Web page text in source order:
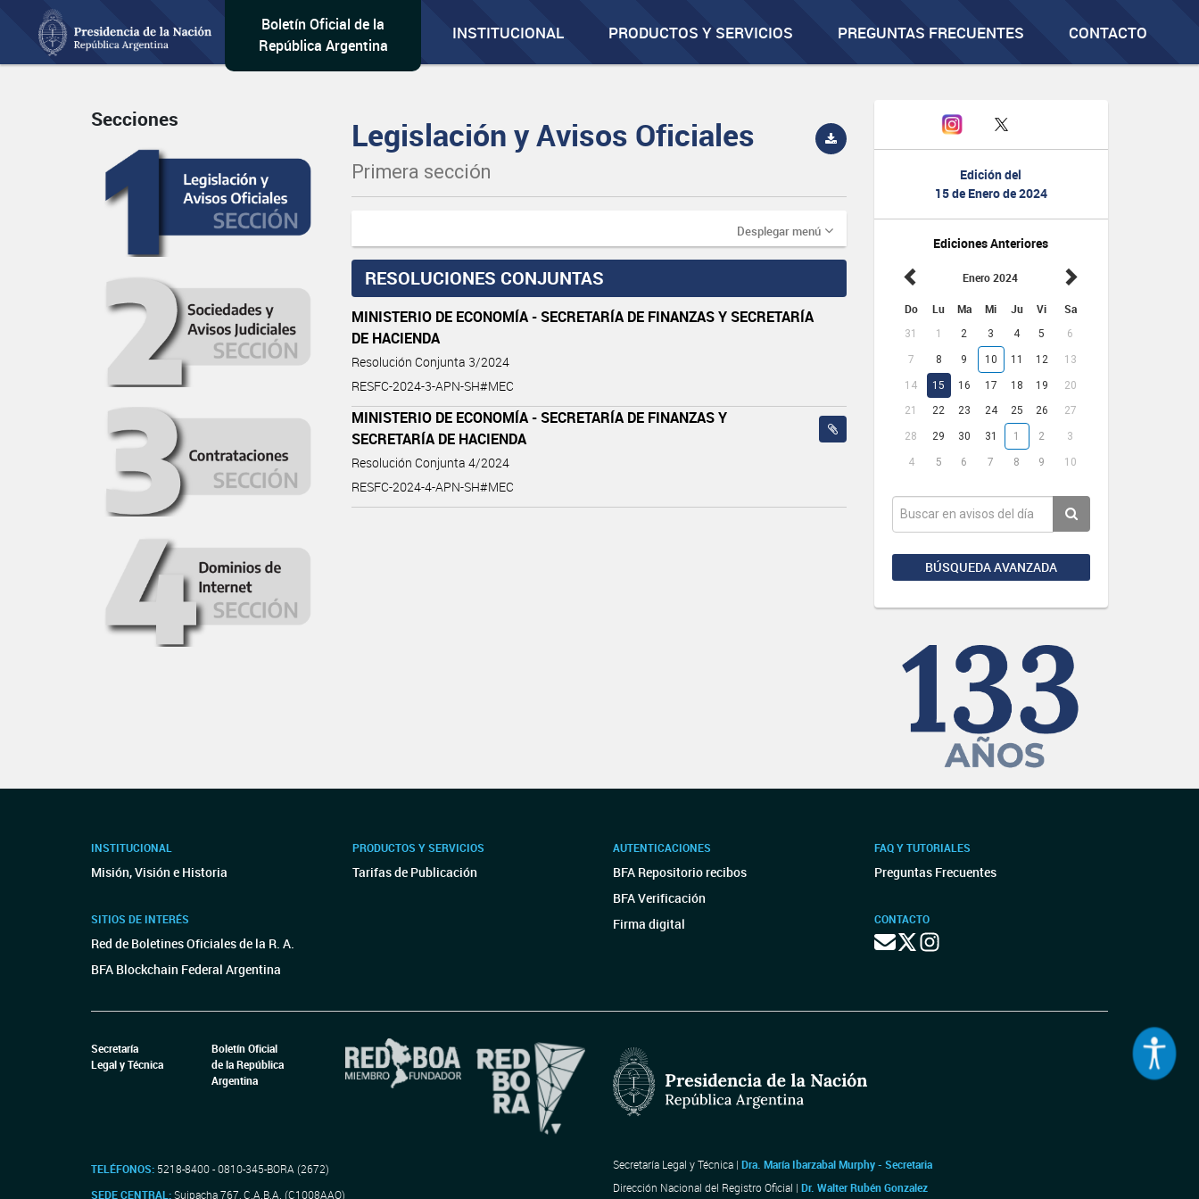
Boletín Oficial de la
República Argentina
INSTITUCIONAL PRODUCTOS Y SERVICIOS PREGUNTAS FRECUENTES CONTACTO
Edición del
15 de Enero de 2024
Ediciones Anteriores
Enero 2024
Do Lu Ma Mi Ju Vi Sa
31 1 2 3 4 5 6
7 8 9 10 11 12 13
14 15 16 17 18 19
20
21
22 23 24 25 26 27
28 29 30 31 1 2 3
4 5 6 7 8 9 10
BÚSQUEDA AVANZADA
Secciones Legislación y Avisos Oficiales
Primera sección
Desplegar menú
RESOLUCIONES CONJUNTAS
MINISTERIO DE ECONOMÍA - SECRETARÍA DE FINANZAS Y SECRETARÍA
DE HACIENDA
Resolución Conjunta 3/2024
RESFC-2024-3-APN-SH#MEC
MINISTERIO DE ECONOMÍA - SECRETARÍA DE FINANZAS Y
SECRETARÍA DE HACIENDA
Resolución Conjunta 4/2024
RESFC-2024-4-APN-SH#MEC
INSTITUCIONAL
Misión, Visión e Historia
SITIOS DE INTERÉS
Red de Boletines Oficiales de la R. A.
BFA Blockchain Federal Argentina
PRODUCTOS Y SERVICIOS
Tarifas de Publicación
AUTENTICACIONES
BFA Repositorio recibos
BFA Verificación
Firma digital
FAQ Y TUTORIALES
Preguntas Frecuentes
CONTACTO
Secretaría
Legal y Técnica
Boletín Oficial
de la República
Argentina
TELÉFONOS: 5218-8400 - 0810-345-BORA (2672)
SEDE CENTRAL:Suipacha 767, C.A.B.A. (C1008AAO)
Secretaría Legal y Técnica | Dra. María Ibarzabal Murphy - Secretaria
Dirección Nacional del Registro Oficial | Dr. Walter Rubén Gonzalez